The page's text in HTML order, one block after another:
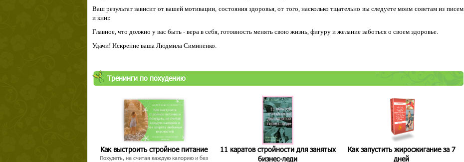
Ваш результат зависит от вашей мотивации, состояния здоровья, от того, насколько тщательно вы следуете моим советам из писем
и книг.
Главное, что должно у вас быть - вера в себя, готовность менять свою жизнь, фигуру и желание заботься о своем здоровье.
Удачи! Искренне ваша Людмила Симиненко.
Тренинги по похудению
Как выстроить стройное питание
Похудеть, не считая каждую калорию и без
11 каратов стройности для занятых
бизнес-леди
Как запустить жиросжигание за 7
дней